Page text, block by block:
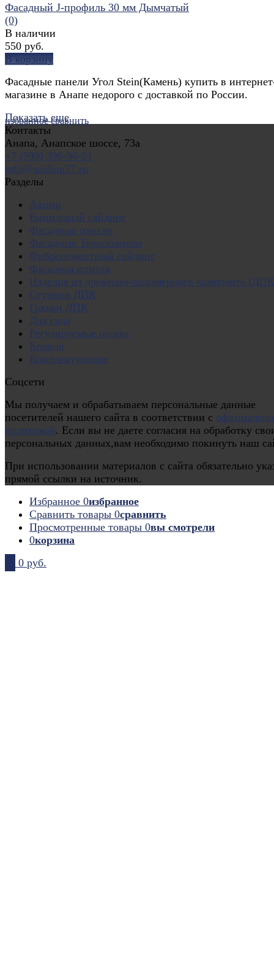
избранное сравнить
Фасадный J-профиль 30 мм Дымчатый
(0)
В наличии
550 руб.
В корзину
Фасадные панели Угол Stein(Камень) купить в
магазине в Анапе недорого с доставкой по России.
Показать еще
Контакты
Анапа, Анапское шоссе, 73а
+7 (999) 396-96-51
info@saiding77.ru
Разделы
Акции
Виниловый сайдинг
Фасадные панели
Фасадные Термопанели
Фиброцементный сайдинг
Фасадная плитка
Изделия из древесно-полимерного композита
Ступени ДПК
Грядки ДПК
Для сада
Регулируемые опоры
Кровля
Комплектующие
Соцсети
Мы получаем и обрабатываем персональные данные
посетителей нашего сайта в соответствии с
политикой. Если вы не даете согласия на обработку
персональных данных,вам необходимо покинуть наш
При использовании материалов с сайта обязательно
прямой ссылки на источник.
Избранное 0избранное
Сравнить товары 0сравнить
Просмотренные товары 0вы смотрели
0корзина
0 руб.